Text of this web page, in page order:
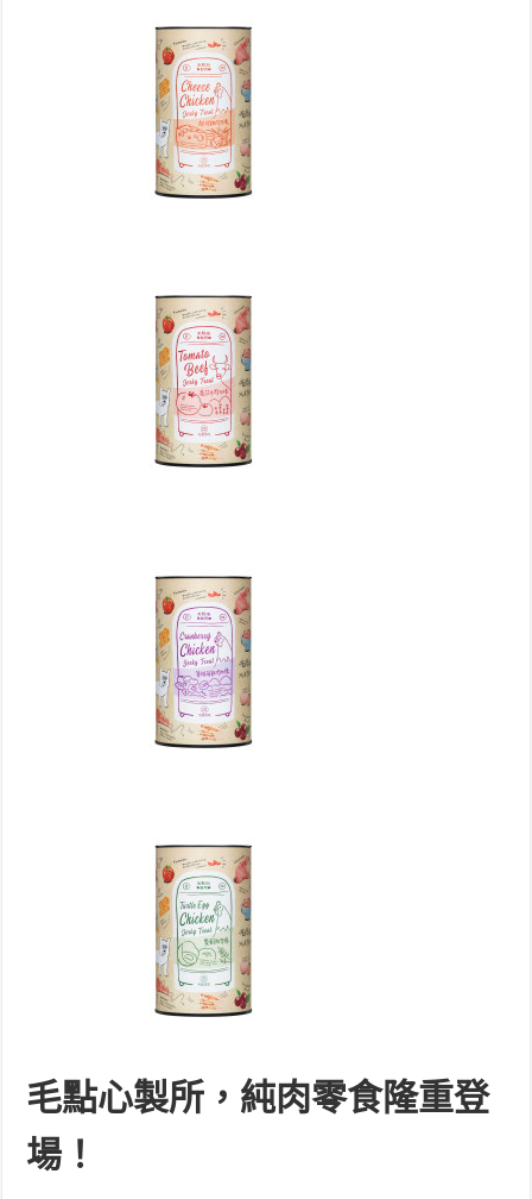
毛點心製所，純肉零食隆重登
場！